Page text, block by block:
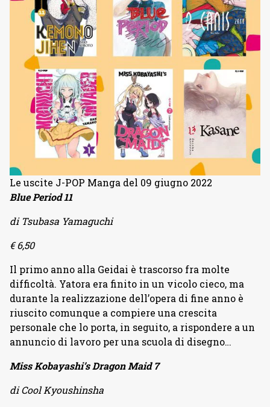
Le uscite J-POP Manga del 09 giugno 2022
Blue Period 11
di Tsubasa Yamaguchi
€ 6,50
Il primo anno alla Geidai è trascorso fra molte
difficoltà. Yatora era finito in un vicolo cieco, ma
durante la realizzazione dell’opera di fine anno è
riuscito comunque a compiere una crescita
personale che lo porta, in seguito, a rispondere a un
annuncio di lavoro per una scuola di disegno…
Miss Kobayashi’s Dragon Maid 7
di Cool Kyoushinsha